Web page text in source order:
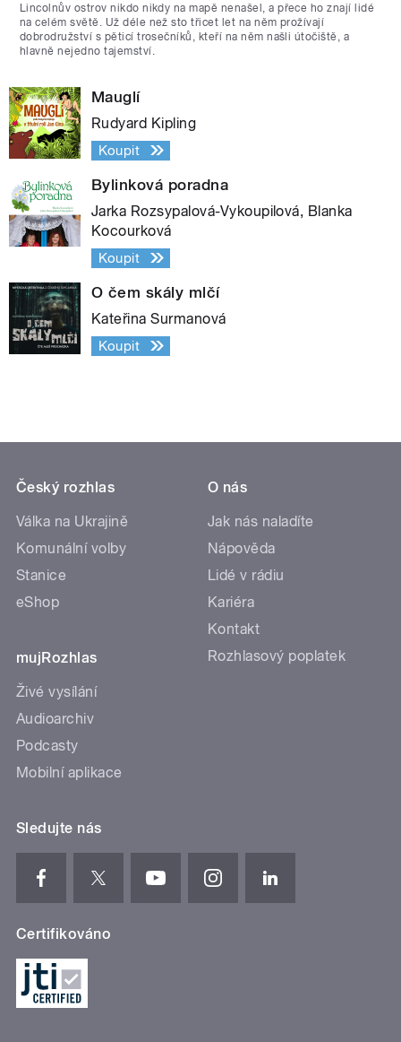
Lincolnův ostrov nikdo nikdy na mapě nenašel, a přece ho znají lidé
na celém světě. Už déle než sto třicet let na něm prožívají
dobrodružství s pěticí trosečníků, kteří na něm našli útočiště, a
hlavně nejedno tajemství.
Mauglí
Rudyard Kipling
Koupit
Bylinková poradna
Jarka Rozsypalová-Vykoupilová, Blanka
Kocourková
Koupit
O čem skály mlčí
Kateřina Surmanová
Koupit
Český rozhlas
Válka na Ukrajině
Komunální volby
Stanice
eShop
mujRozhlas
Živé vysílání
Audioarchiv
Podcasty
Mobilní aplikace
O nás
Jak nás naladíte
Nápověda
Lidé v rádiu
Kariéra
Kontakt
Rozhlasový poplatek
Sledujte nás
Certifikováno